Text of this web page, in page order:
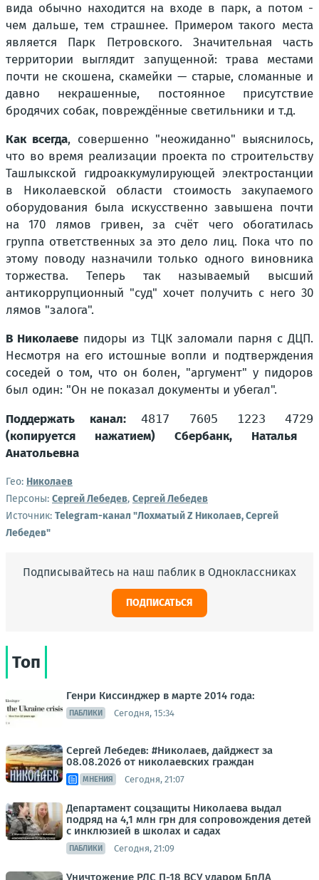
вида обычно находится на входе в парк, а потом -
чем дальше, тем страшнее. Примером такого места
является Парк Петровского. Значительная часть
территории выглядит запущенной: трава местами
почти не скошена, скамейки — старые, сломанные и
давно некрашенные, постоянное присутствие
бродячих собак, повреждённые светильники и т.д.
Как всегда, совершенно "неожиданно" выяснилось,
что во время реализации проекта по строительству
Ташлыкской гидроаккумулирующей электростанции
в Николаевской области стоимость закупаемого
оборудования была искусственно завышена почти
на 170 лямов гривен, за счёт чего обогатилась
группа ответственных за это дело лиц. Пока что по
этому поводу назначили только одного виновника
торжества. Теперь так называемый высший
антикоррупционный "суд" хочет получить с него 30
лямов "залога".
В Николаеве пидоры из ТЦК заломали парня с ДЦП.
Несмотря на его истошные вопли и подтверждения
соседей о том, что он болен, "аргумент" у пидоров
был один: "Он не показал документы и убегал".
Поддержать канал:4817 7605 1223 4729
(копируется нажатием) Сбербанк, Наталья
Анатольевна
Гео: Николаев
Персоны: Сергей Лебедев, Сергей Лебедев
Источник: Telegram-канал "Лохматый Z Николаев, Сергей
Лебедев"
Подписывайтесь на наш паблик в Одноклассниках
ПОДПИСАТЬСЯ
Топ
Генри Киссинджер в марте 2014 года:
ПАБЛИКИ Сегодня, 15:34
Сергей Лебедев: #Николаев, дайджест за
08.08.2026 от николаевских граждан
МНЕНИЯ Сегодня, 21:07
Департамент соцзащиты Николаева выдал
подряд на 4,1 млн грн для сопровождения детей
с инклюзией в школах и садах
ПАБЛИКИ Сегодня, 21:09
Уничтожение РЛС П-18 ВСУ ударом БпЛА